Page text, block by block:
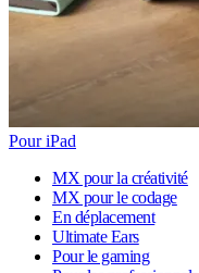
Pour iPad
MX pour la créativité
MX pour le codage
En déplacement
Ultimate Ears
Pour le gaming